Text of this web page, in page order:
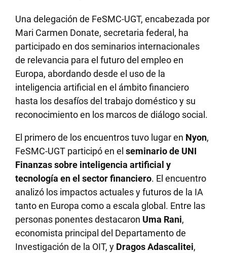
Una delegación de FeSMC-UGT, encabezada por
Mari Carmen Donate, secretaria federal, ha
participado en dos seminarios internacionales
de relevancia para el futuro del empleo en
Europa, abordando desde el uso de la
inteligencia artificial en el ámbito financiero
hasta los desafíos del trabajo doméstico y su
reconocimiento en los marcos de diálogo social.
El primero de los encuentros tuvo lugar en Nyon,
FeSMC-UGT participó en elseminario de UNI
Finanzas sobre inteligencia artificial y
tecnología en el sector financiero. El encuentro
analizó los impactos actuales y futuros de la IA
tanto en Europa como a escala global. Entre las
personas ponentes destacaron Uma Rani,
economista principal del Departamento de
Investigación de la OIT, y Dragos Adascalitei,